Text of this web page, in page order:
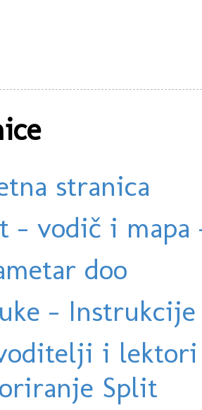
stranica
- vodič i
doo
-
i
Split